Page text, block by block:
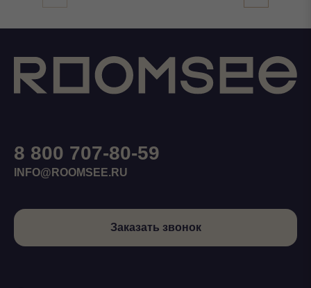
8 800 707-80-59
INFO@ROOMSEE.RU
Заказать звонок